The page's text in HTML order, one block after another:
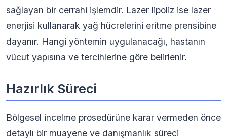
sağlayan bir cerrahi işlemdir. Lazer lipoliz ise lazer
enerjisi kullanarak yağ hücrelerini eritme prensibine
dayanır. Hangi yöntemin uygulanacağı, hastanın
vücut yapısına ve tercihlerine göre belirlenir.
Hazırlık Süreci
Bölgesel incelme prosedürüne karar vermeden önce
detaylı bir muayene ve danışmanlık süreci